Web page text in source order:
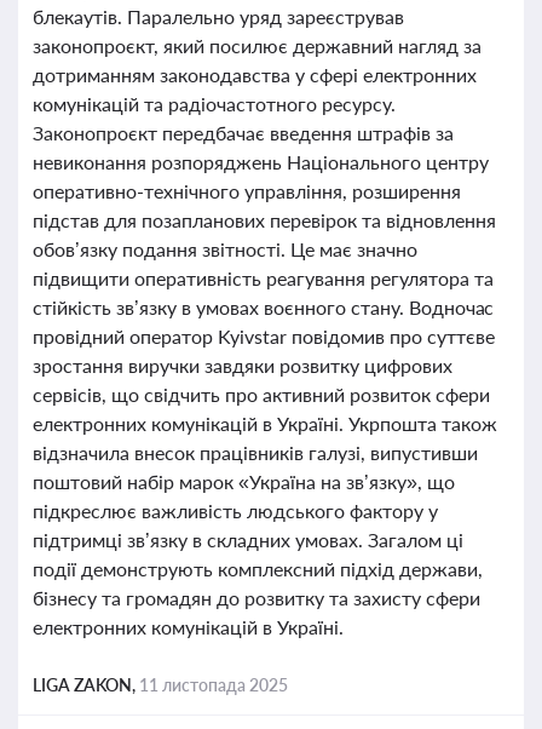
блекаутів. Паралельно уряд зареєстрував
законопроєкт, який посилює державний нагляд за
дотриманням законодавства у сфері електронних
комунікацій та радіочастотного ресурсу.
Законопроєкт передбачає введення штрафів за
невиконання розпоряджень Національного центру
оперативно-технічного управління, розширення
підстав для позапланових перевірок та відновлення
обов’язку подання звітності. Це має значно
підвищити оперативність реагування регулятора та
стійкість зв’язку в умовах воєнного стану. Водночас
провідний оператор Kyivstar повідомив про суттєве
зростання виручки завдяки розвитку цифрових
сервісів, що свідчить про активний розвиток сфери
електронних комунікацій в Україні. Укрпошта також
відзначила внесок працівників галузі, випустивши
поштовий набір марок «Україна на зв’язку», що
підкреслює важливість людського фактору у
підтримці зв’язку в складних умовах. Загалом ці
події демонструють комплексний підхід держави,
бізнесу та громадян до розвитку та захисту сфери
електронних комунікацій в Україні.
LIGA ZAKON, 11 листопада 2025